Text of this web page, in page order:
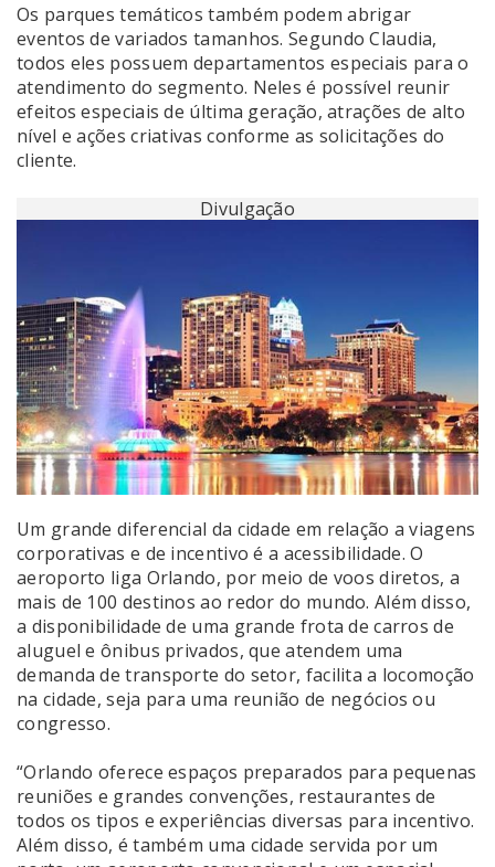
Os parques temáticos também podem abrigar
eventos de variados tamanhos. Segundo Claudia,
todos eles possuem departamentos especiais para o
atendimento do segmento. Neles é possível reunir
efeitos especiais de última geração, atrações de alto
nível e ações criativas conforme as solicitações do
cliente.
Divulgação
Um grande diferencial da cidade em relação a viagens
corporativas e de incentivo é a acessibilidade. O
aeroporto liga Orlando, por meio de voos diretos, a
mais de 100 destinos ao redor do mundo. Além disso,
a disponibilidade de uma grande frota de carros de
aluguel e ônibus privados, que atendem uma
demanda de transporte do setor, facilita a locomoção
na cidade, seja para uma reunião de negócios ou
congresso.
“Orlando oferece espaços preparados para pequenas
reuniões e grandes convenções, restaurantes de
todos os tipos e experiências diversas para incentivo.
Além disso, é também uma cidade servida por um